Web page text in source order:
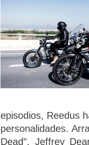
episodios, Reedus
personalidades.
Dead”, Jeffrey